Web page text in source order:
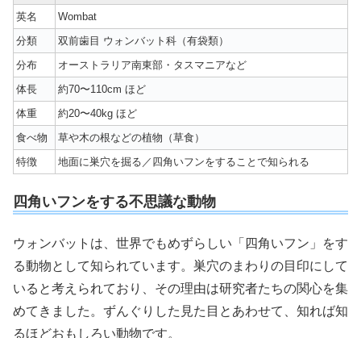
英名
Wombat
分類
双前歯目 ウォンバット科（有袋類）
分布
オーストラリア南東部・タスマニアなど
体長
約70〜110cm ほど
体重
約20〜40kg ほど
食べ物
草や木の根などの植物（草食）
特徴
地面に巣穴を掘る／四角いフンをすることで知られる
四角いフンをする不思議な動物
ウォンバットは、世界でもめずらしい「四角いフン」をす
る動物として知られています。巣穴のまわりの目印にして
いると考えられており、その理由は研究者たちの関心を集
めてきました。ずんぐりした見た目とあわせて、知れば知
るほどおもしろい動物です。